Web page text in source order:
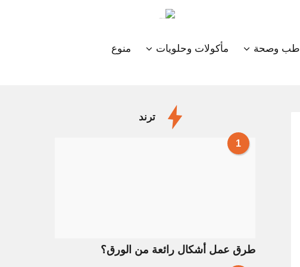
طب وصحة مأكولات وحلويات منوع
ترند
1
طرق عمل أشكال رائعة من الورق؟